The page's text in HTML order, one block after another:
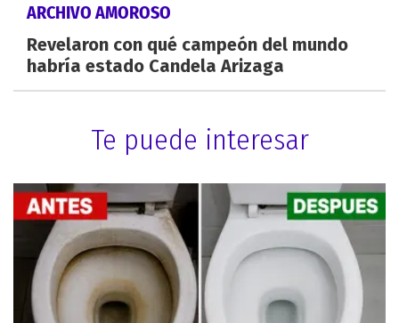
ARCHIVO AMOROSO
Revelaron con qué campeón del mundo
habría estado Candela Arizaga
Te puede interesar